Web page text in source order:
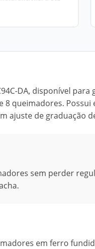
DA, disponível
8 queimadores.
ajuste de graduação
sem perder
em ferro